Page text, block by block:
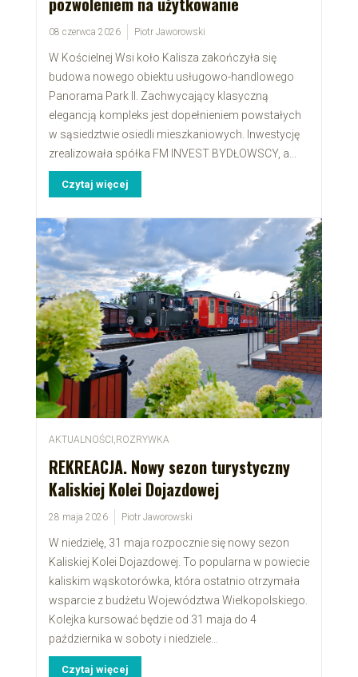
08 czerwca 2026 Piotr Jaworowski
W Kościelnej Wsi koło Kalisza zakończyła się
budowa nowego obiektu usługowo-handlowego
Panorama Park II. Zachwycający klasyczną
elegancją kompleks jest dopełnieniem powstałych
w sąsiedztwie osiedli mieszkaniowych. Inwestycję
zrealizowała spółka FM INVEST BYDŁOWSCY, a...
Czytaj więcej
AKTUALNOŚCI ,ROZRYWKA
REKREACJA. Nowy sezon turystyczny
Kaliskiej Kolei Dojazdowej
28 maja 2026 Piotr Jaworowski
W niedzielę, 31 maja rozpocznie się nowy sezon
Kaliskiej Kolei Dojazdowej. To popularna w powiecie
kaliskim wąskotorówka, która ostatnio otrzymała
wsparcie z budżetu Województwa Wielkopolskiego.
Kolejka kursować będzie od 31 maja do 4
października w soboty i niedziele...
Czytaj więcej